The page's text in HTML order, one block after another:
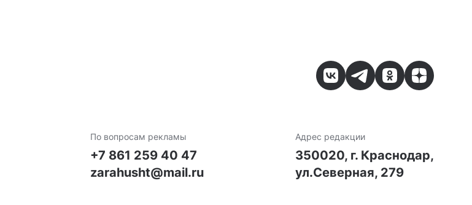
По вопросам рекламы
+7 861 259 40 47
zarahusht@mail.ru
Адрес редакции
350020, г. Краснодар,
ул.Северная, 279